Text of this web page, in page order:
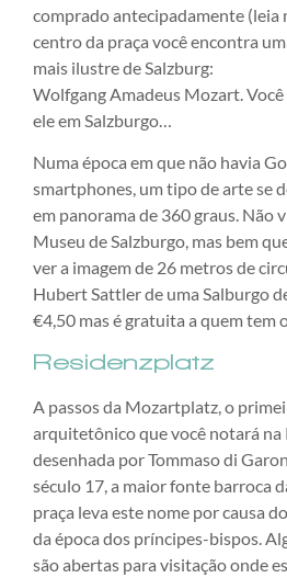
comprado antecipadamente (leia
centro da praça você encontra
mais ilustre de Salzburg:
Wolfgang Amadeus Mozart.
ele em Salzburgo…
Numa época em que não havia
smartphones, um tipo de arte se
em panorama de 360 graus. Não
Museu de Salzburgo, mas bem
ver a imagem de 26 metros de
Hubert Sattler de uma Salburgo
€4,50 mas é gratuita a quem tem
Residenzplatz
A passos da Mozartplatz, o
arquitetônico que você notará na
desenhada por Tommaso di
século 17, a maior fonte barroca
praça leva este nome por causa
da época dos príncipes-bispos.
são abertas para visitação onde